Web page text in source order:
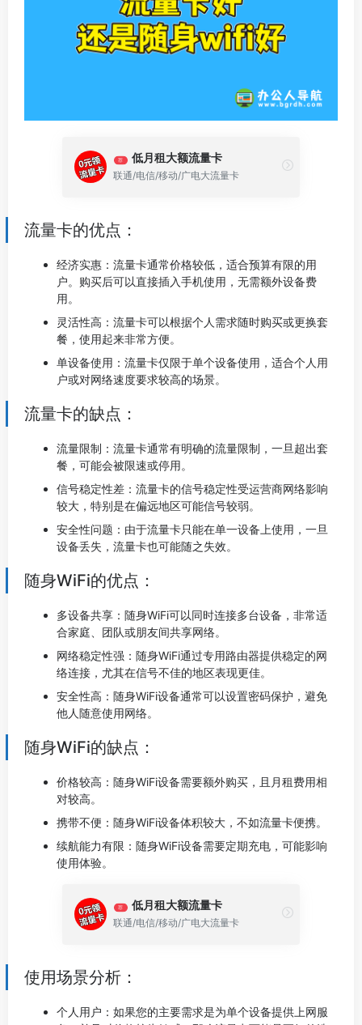
荐 低月租大额流量卡
联通/电信/移动/广电大流量卡
流量卡的优点：
经济实惠：流量卡通常价格较低，适合预算有限的用
户。购买后可以直接插入手机使用，无需额外设备费
用。
灵活性高：流量卡可以根据个人需求随时购买或更换套
餐，使用起来非常方便。
单设备使用：流量卡仅限于单个设备使用，适合个人用
户或对网络速度要求较高的场景。
流量卡的缺点：
流量限制：流量卡通常有明确的流量限制，一旦超出套
餐，可能会被限速或停用。
信号稳定性差：流量卡的信号稳定性受运营商网络影响
较大，特别是在偏远地区可能信号较弱。
安全性问题：由于流量卡只能在单一设备上使用，一旦
设备丢失，流量卡也可能随之失效。
随身WiFi的优点：
多设备共享：随身WiFi可以同时连接多台设备，非常适
合家庭、团队或朋友间共享网络。
网络稳定性强：随身WiFi通过专用路由器提供稳定的网
络连接，尤其在信号不佳的地区表现更佳。
安全性高：随身WiFi设备通常可以设置密码保护，避免
他人随意使用网络。
随身WiFi的缺点：
价格较高：随身WiFi设备需要额外购买，且月租费用相
对较高。
携带不便：随身WiFi设备体积较大，不如流量卡便携。
续航能力有限：随身WiFi设备需要定期充电，可能影响
使用体验。
荐 低月租大额流量卡
联通/电信/移动/广电大流量卡
使用场景分析：
个人用户：如果您的主要需求是为单个设备提供上网服